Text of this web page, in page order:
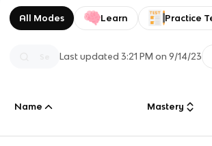
All Modes Learn Practice
Last updated3:21 PM on 9/14/23
Name Mastery